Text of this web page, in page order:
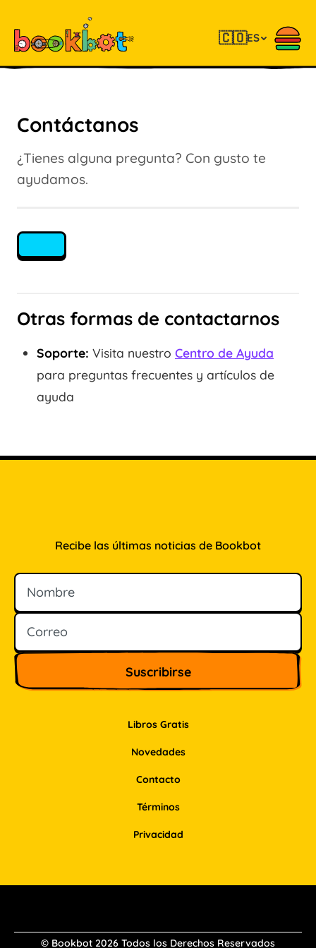
🇨🇴ES
Contáctanos
¿Tienes alguna pregunta? Con gusto te
ayudamos.
Otras formas de contactarnos
Soporte: Visita nuestro Centro de Ayuda
para preguntas frecuentes y artículos de
ayuda
Libros Gratis
Novedades
Contacto
Recibe las últimas noticias de Bookbot
Nombre
Correo
Términos
Privacidad
© Bookbot 2026 Todos los Derechos Reservados